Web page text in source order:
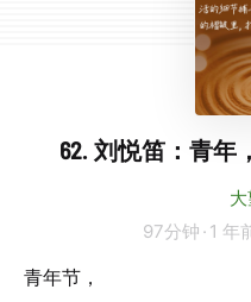
62. 刘悦笛：青年
97分钟 · 1 年
青年节，